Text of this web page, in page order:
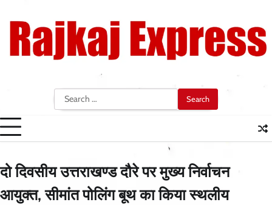
content
Search
for:
दो दिवसीय उत्तराखण्ड दौरे पर मुख्य निर्वाचन
आयुक्त, सीमांत पोलिंग बूथ का किया स्थलीय